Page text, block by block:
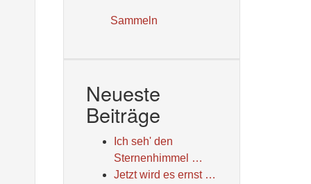
Sammeln
Neueste
Beiträge
Ich seh' den
Sternenhimmel …
Jetzt wird es ernst …